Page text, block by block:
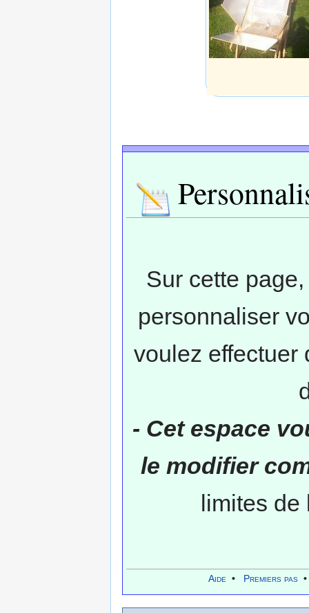
Sur cette
personnaliser
voulez effectuer
- Cet espace
le modifier
limites
Aide • Premiers pas •